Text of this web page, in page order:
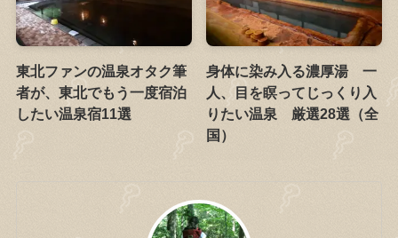
東北ファンの温泉オタク筆
者が、東北でもう一度宿泊
したい温泉宿11選
身体に染み入る濃厚湯 一
人、目を瞑ってじっくり入
りたい温泉 厳選28選（全
国）